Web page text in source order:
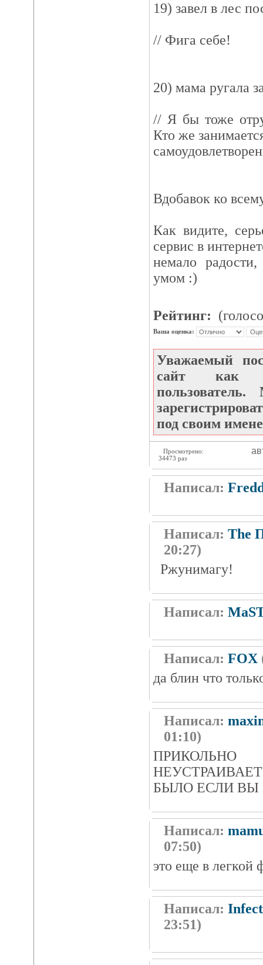
19) завел в лес
// Фига себе!
20) мама ругала
// Я бы тоже
Кто же
Вдобавок ко
Как видите,
сервис в
немало
умом :)
Рейтинг:
Ваша оценка:
Уважаемый
сайт как
под своим
Просмотрено:
34473 раз
Написал:
Написал: The
20:27)
Ржунимагу!
Написал:
Написал: FOX
да блин что
Написал:
01:10)
БЫЛО ЕСЛИ ВЫ
Написал:
07:50)
это еще в легкой
Написал:
23:51)